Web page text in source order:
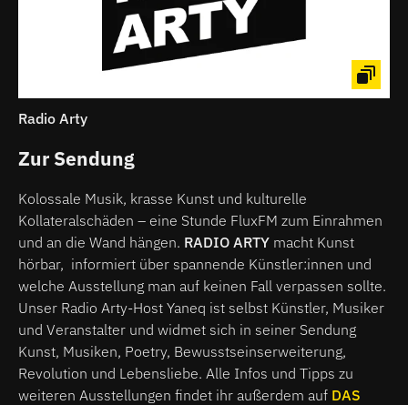
Radio Arty
Zur Sendung
Kolossale Musik, krasse Kunst und kulturelle
Kollateralschäden – eine Stunde FluxFM zum Einrahmen
und an die Wand hängen. RADIO ARTY macht Kunst
hörbar, informiert über spannende Künstler:innen und
welche Ausstellung man auf keinen Fall verpassen sollte.
Unser Radio Arty-Host Yaneq ist selbst Künstler, Musiker
und Veranstalter und widmet sich in seiner Sendung
Kunst, Musiken, Poetry, Bewusstseinserweiterung,
Revolution und Lebensliebe. Alle Infos und Tipps zu
weiteren Ausstellungen findet ihr außerdem auf DAS